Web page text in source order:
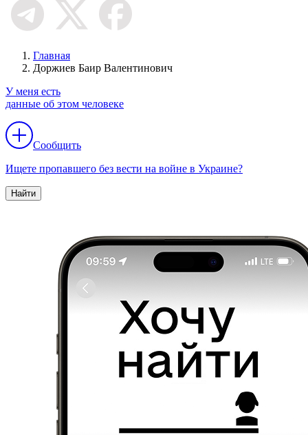
Главная
Доржиев Баир Валентинович
У меня есть
данные об этом человеке
Сообщить
Ищете пропавшего без вести на войне в Украине?
Найти